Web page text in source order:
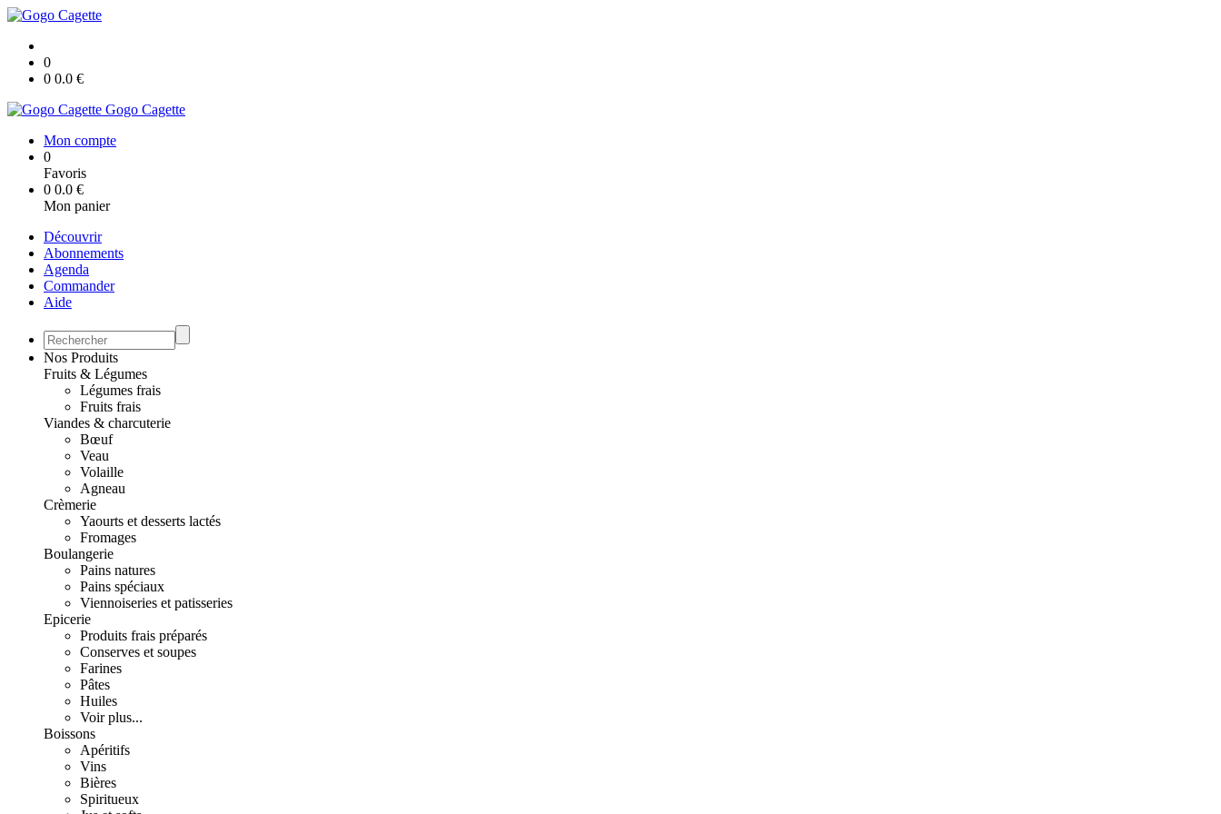
0
0 0.0 €
Gogo Cagette
Mon compte
0
Favoris
0 0.0 €
Mon panier
Découvrir
Abonnements
Agenda
Commander
Aide
Nos Produits
Fruits & Légumes
Légumes frais
Fruits frais
Viandes & charcuterie
Bœuf
Veau
Volaille
Agneau
Crèmerie
Yaourts et desserts lactés
Fromages
Boulangerie
Pains natures
Pains spéciaux
Viennoiseries et patisseries
Epicerie
Produits frais préparés
Conserves et soupes
Farines
Pâtes
Huiles
Voir plus...
Boissons
Apéritifs
Vins
Bières
Spiritueux